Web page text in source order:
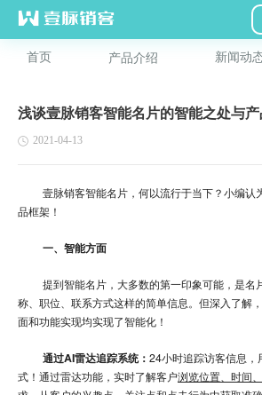
首页 产品介绍 新闻动
浅谈壹脉销客智能名片的智能之处与产
2021-04-13
壹脉销客智能名片，何以流行于当下？小编认
品框架！
一、智能方面
提到智能名片，大多数的第一印象可能，是名
称、职位、联系方式这样的简单信息。但深入了解
面和功能实现均实现了智能化！
通过AI雷达追踪系统： 24小时追踪访客信息
式！通过雷达功能，实时了解客户浏览位置、时间